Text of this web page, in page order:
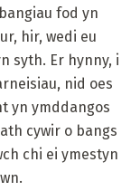
fod yn
hir, wedi eu
syth. Er hynny, i
nid oes
yn ymddangos
cywir o bangs
chi ei ymestyn